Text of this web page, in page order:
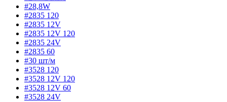
#28,8W
#2835 120
#2835 12V
#2835 12V 120
#2835 24V
#2835 60
#30 шт/м
#3528 120
#3528 12V 120
#3528 12V 60
#3528 24V